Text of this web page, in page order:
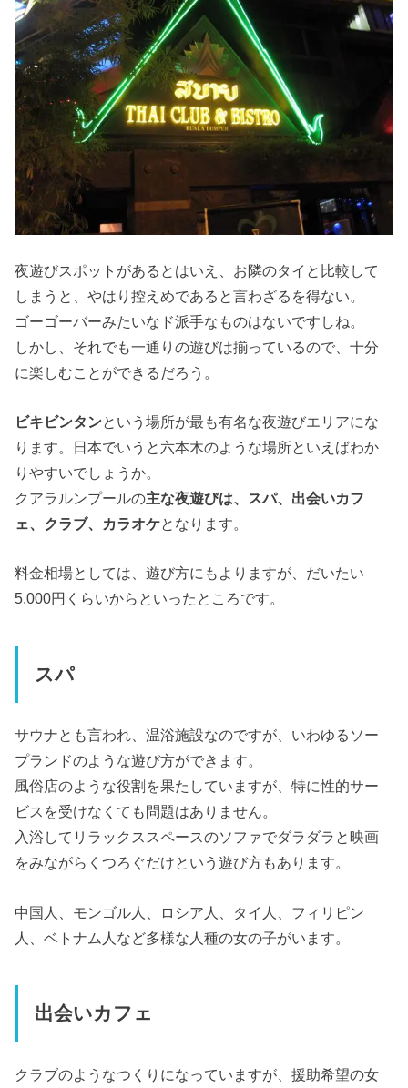
夜遊びスポットがあるとはいえ、お隣のタイと比較して
しまうと、やはり控えめであると言わざるを得ない。
ゴーゴーバーみたいなド派手なものはないですしね。
しかし、それでも一通りの遊びは揃っているので、十分
に楽しむことができるだろう。
ビキビンタンという場所が最も有名な夜遊びエリアにな
ります。日本でいうと六本木のような場所といえばわか
りやすいでしょうか。
クアラルンプールの主な夜遊びは、スパ、出会いカフ
ェ、クラブ、カラオケとなります。
料金相場としては、遊び方にもよりますが、だいたい
5,000円くらいからといったところです。
スパ
サウナとも言われ、温浴施設なのですが、いわゆるソー
プランドのような遊び方ができます。
風俗店のような役割を果たしていますが、特に性的サー
ビスを受けなくても問題はありません。
入浴してリラックススペースのソファでダラダラと映画
をみながらくつろぐだけという遊び方もあります。
中国人、モンゴル人、ロシア人、タイ人、フィリピン
人、ベトナム人など多様な人種の女の子がいます。
出会いカフェ
クラブのようなつくりになっていますが、援助希望の女